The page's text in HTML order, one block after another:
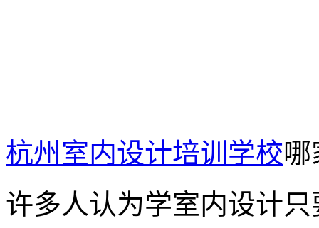
杭州室内设计培训学校哪
许多人认为学室内设计